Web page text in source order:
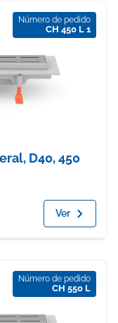
Número de pedido
CH 450 L 1
D40, 450
Ver
Número de pedido
CH 550 L